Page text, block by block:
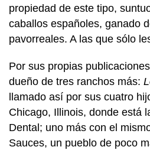
propiedad de este tipo,
caballos españoles, ganado
pavorreales. A las que sólo
Por sus propias
dueño de tres ranchos más:
llamado así por sus cuatro
Chicago, Illinois, donde está
Dental; uno más con el
Sauces, un pueblo de poco